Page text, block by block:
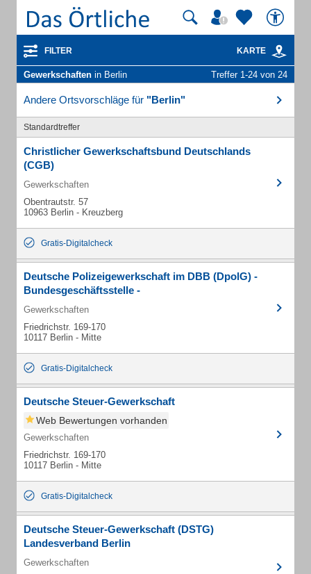
FILTER KARTE
Gewerkschaften in Berlin Treffer 1-24 von 24
Andere Ortsvorschläge für "Berlin"
Standardtreffer
Christlicher Gewerkschaftsbund Deutschlands
(CGB)
Gewerkschaften
Obentrautstr. 57
10963 Berlin - Kreuzberg
Gratis-Digitalcheck
Deutsche Polizeigewerkschaft im DBB (DpolG) -
Bundesgeschäftsstelle -
Gewerkschaften
Friedrichstr. 169-170
10117 Berlin - Mitte
Gratis-Digitalcheck
Deutsche Steuer-Gewerkschaft
Web Bewertungen vorhanden
Gewerkschaften
Friedrichstr. 169-170
10117 Berlin - Mitte
Gratis-Digitalcheck
Deutsche Steuer-Gewerkschaft (DSTG)
Landesverband Berlin
Gewerkschaften